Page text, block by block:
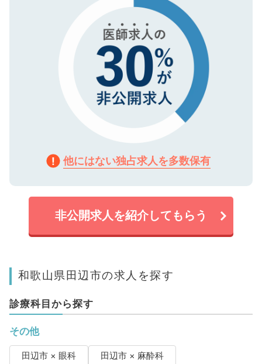
他にはない独占求人を多数保有
非公開求人を紹介してもらう
和歌山県田辺市の求人を探す
診療科目から探す
その他
田辺市 × 眼科 田辺市 × 麻酔科